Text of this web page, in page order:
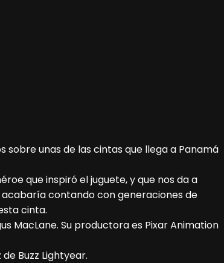
unas de las cintas que llega a Panamá
que inspiró el juguete, y que nos da a
contando con generaciones de
cinta.
MacLane. Su productora es Pixar Animation
Buzz Lightyear.